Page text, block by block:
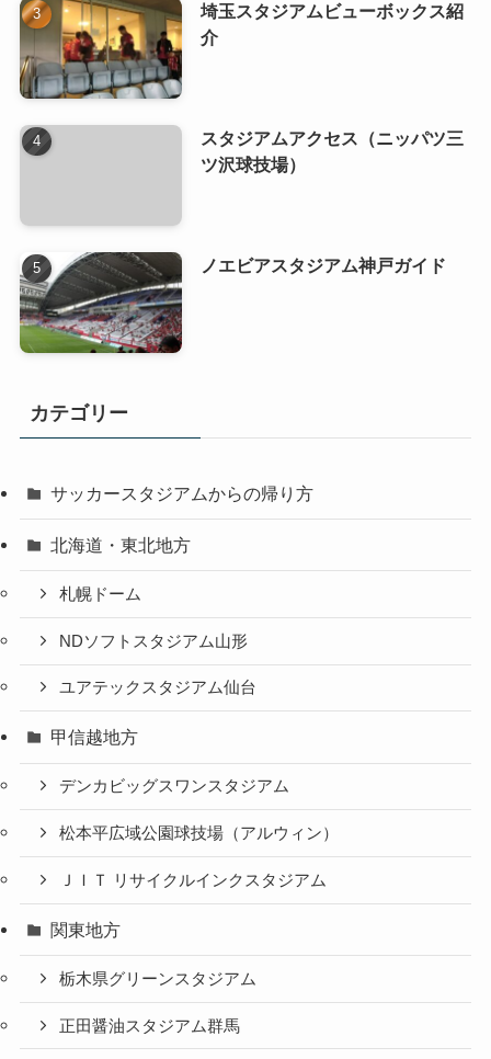
埼玉スタジアムビューボックス紹
介
スタジアムアクセス（ニッパツ三
ツ沢球技場）
ノエビアスタジアム神戸ガイド
カテゴリー
サッカースタジアムからの帰り方
北海道・東北地方
札幌ドーム
NDソフトスタジアム山形
ユアテックスタジアム仙台
甲信越地方
デンカビッグスワンスタジアム
松本平広域公園球技場（アルウィン）
ＪＩＴ リサイクルインクスタジアム
関東地方
栃木県グリーンスタジアム
正田醤油スタジアム群馬